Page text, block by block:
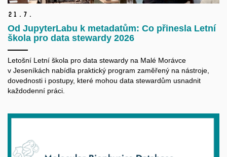
21. 7.
Od JupyterLabu k metadatům: Co přinesla Letní
škola pro data stewardy 2026
Letošní Letní škola pro data stewardy na Malé Morávce
v Jeseníkách nabídla praktický program zaměřený na nástroje,
dovednosti i postupy, které mohou data stewardům usnadnit
každodenní práci.